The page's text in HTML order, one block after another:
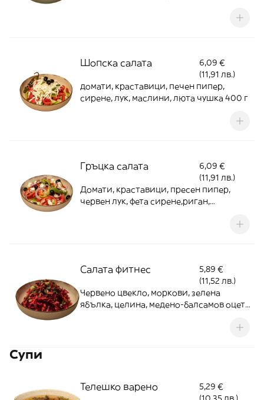
Шопска салата
6,09 €
(11,91 лв.)
домати, краставици, печен пипер,
сирене, лук, маслини, люта чушка 400 г
Гръцка салата
6,09 €
(11,91 лв.)
Домати, краставици, пресен пипер,
червен лук, фета сирене,риган,
Салата фитнес
5,89 €
(11,52 лв.)
Червено цвекло, моркови, зелена
ябълка, целина, медено-балсамов оцет,
Супи
Телешко варено
5,29 €